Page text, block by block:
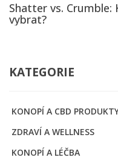
Shatter vs. Crumble:
vybrat?
KATEGORIE
KONOPÍ A CBD
ZDRAVÍ A WELLNESS
KONOPÍ A LÉČBA